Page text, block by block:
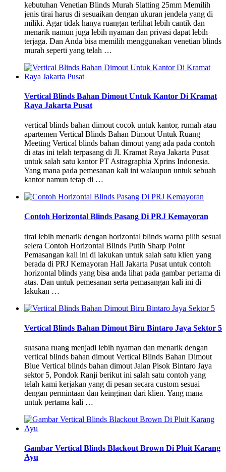
kebutuhan Venetian Blinds Murah Slatting 25mm Memilih
jenis tirai harus di sesuaikan dengan ukuran jendela yang di
miliki. Agar tidak hanya ruangan terlihat lebih cantik dan
menarik namun juga lebih nyaman dan privasi dapat lebih
terjaga. Dan Anda bisa memilih menggunakan venetian blinds
murah seperti yang telah …
Vertical Blinds Bahan Dimout Untuk Kantor Di Kramat
Raya Jakarta Pusat
vertical blinds bahan dimout cocok untuk kantor, rumah atau
apartemen Vertical Blinds Bahan Dimout Untuk Ruang
Meeting Vertical blinds bahan dimout yang ada pada contoh
di atas ini telah terpasang di Jl. Kramat Raya Jakarta Pusat
untuk salah satu kantor PT Astragraphia Xprins Indonesia.
Yang mana pada pemesanan kali ini walaupun untuk sebuah
kantor namun tetap di …
Contoh Horizontal Blinds Pasang Di PRJ Kemayoran
tirai lebih menarik dengan horizontal blinds warna pilih sesuai
selera Contoh Horizontal Blinds Putih Sharp Point
Pemasangan kali ini di lakukan untuk salah satu klien yang
berada di PRJ Kemayoran Hall Jakarta Pusat untuk contoh
horizontal blinds yang bisa anda lihat pada gambar pertama di
atas. Dan untuk pemesanan serta pemasangan kali ini di
lakukan …
Vertical Blinds Bahan Dimout Biru Bintaro Jaya Sektor 5
suasana ruang menjadi lebih nyaman dan menarik dengan
vertical blinds bahan dimout Vertical Blinds Bahan Dimout
Blue Vertical blinds bahan dimout Jalan Pisok Bintaro Jaya
sektor 5, Pondok Ranji berikut ini salah satu contoh yang
telah kami kerjakan yang di pesan secara custom sesuai
dengan permintaan dan keinginan dari klien. Yang mana
untuk pertama kali …
Gambar Vertical Blinds Blackout Brown Di Pluit Karang
Ayu